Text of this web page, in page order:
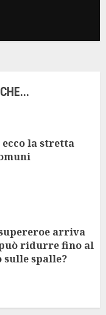
la stretta
arriva
ridurre fino al
sulle spalle?